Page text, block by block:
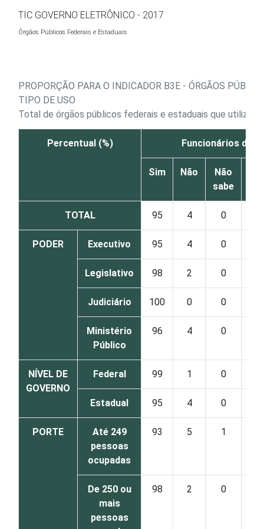
TIC GOVERNO ELETRÔNICO - 2017
Órgãos Públicos Federais e Estaduais
PROPORÇÃO PARA O INDICADOR B3E - ÓRGÃOS
TIPO DE USO
Total de órgãos públicos federais e estaduais que
Percentual (%) Funcionários de TI
Sim Não
Não
sabe
TOTAL 95 4 0
PODER Executivo 95 4 0
Legislativo 98 2 0
Judiciário 100 0 0
Ministério
Público
96 4 0
NÍVEL DE
GOVERNO
Federal 99 1 0
Estadual 95 4 0
PORTE
Até 249
pessoas
ocupadas
93 5 1
De 250 ou
mais
pessoas
98 2 0